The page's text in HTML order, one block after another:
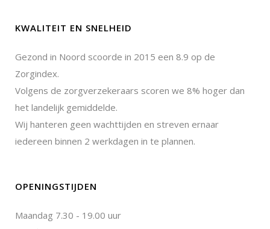
KWALITEIT EN SNELHEID
Gezond in Noord scoorde in 2015 een 8.9 op de
Zorgindex.
Volgens de zorgverzekeraars scoren we 8% hoger dan
het landelijk gemiddelde.
Wij hanteren geen wachttijden en streven ernaar
iedereen binnen 2 werkdagen in te plannen.
OPENINGSTIJDEN
Maandag 7.30 - 19.00 uur